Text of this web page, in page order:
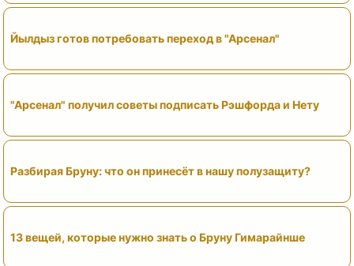
Йылдыз готов потребовать переход в "Арсенал"
"Арсенал" получил советы подписать Рэшфорда и Нету
Разбирая Бруну: что он принесёт в нашу полузащиту?
13 вещей, которые нужно знать о Бруну Гимарайнше